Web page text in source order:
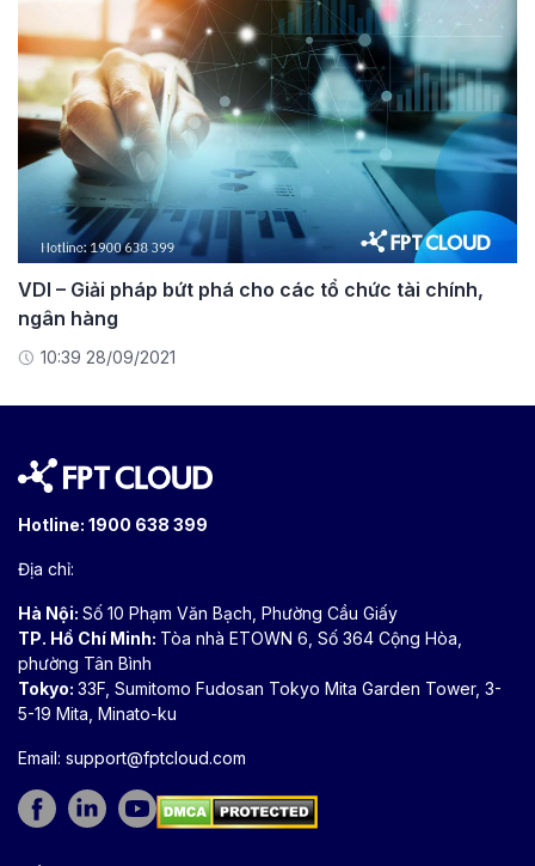
VDI – Giải pháp bứt phá cho các tổ chức tài chính,
ngân hàng
10:39 28/09/2021
Hotline: 1900 638 399
Địa chỉ:
Hà Nội: Số 10 Phạm Văn Bạch, Phường Cầu Giấy
TP. Hồ Chí Minh: Tòa nhà ETOWN 6, Số 364 Cộng Hòa,
phường Tân Bình
Tokyo: 33F, Sumitomo Fudosan Tokyo Mita Garden Tower, 3-
5-19 Mita, Minato-ku
Email: support@fptcloud.com